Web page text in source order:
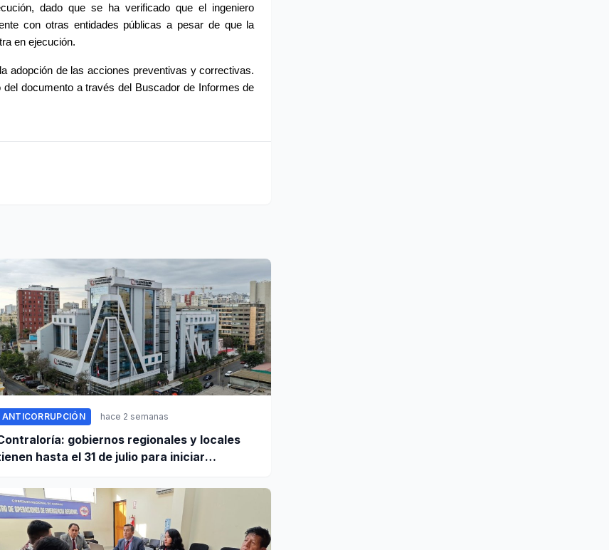
dado que se ha verificado que el ingeniero
con otras entidades públicas a pesar de que la
en ejecución.
adopción de las acciones preventivas y correctivas.
documento a través del Buscador de Informes de
ANTICORRUPCIÓN hace 2 semanas
gobiernos regionales y locales
hasta el 31 de julio para iniciar